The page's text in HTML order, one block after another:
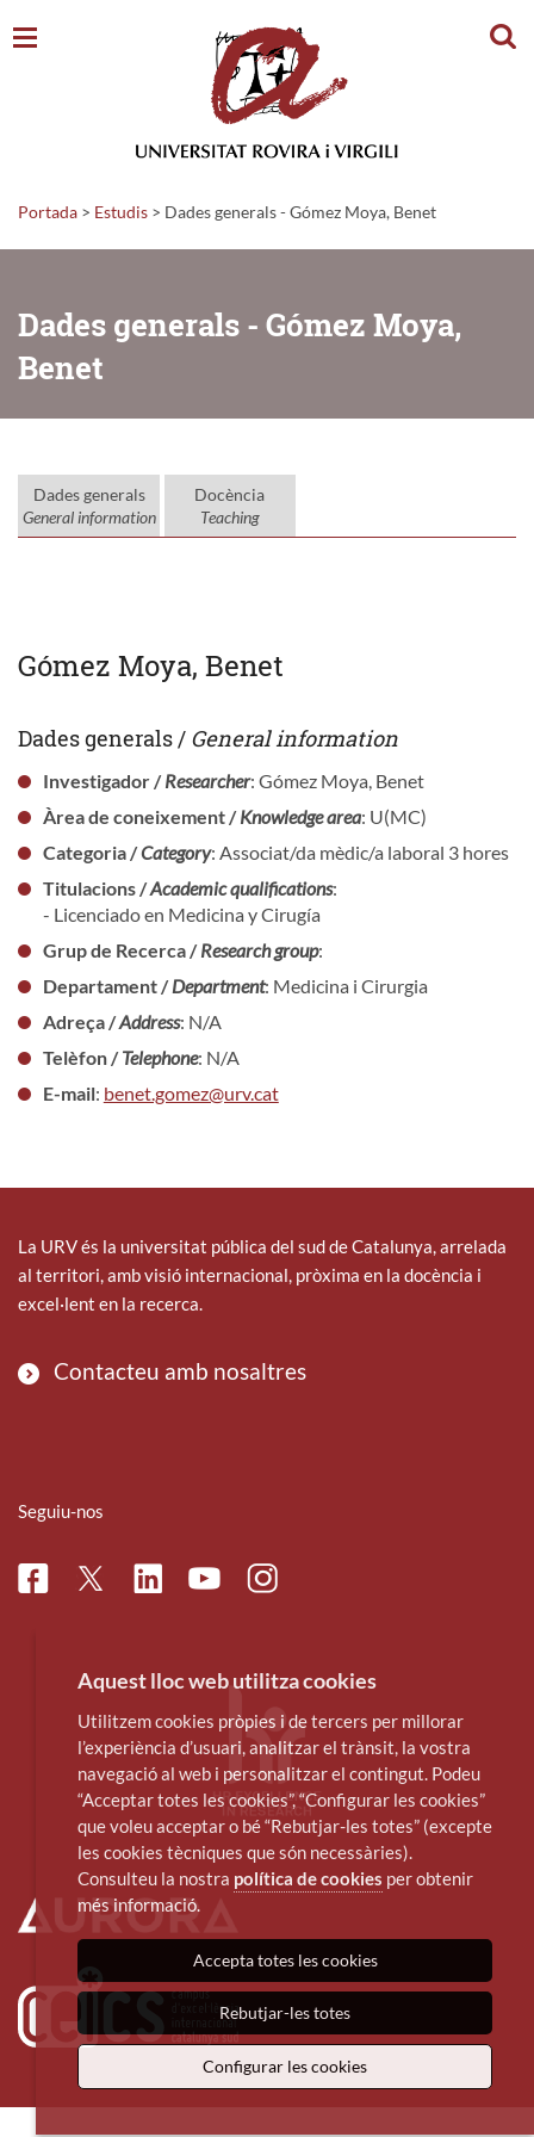
Portada > Estudis > Dades generals - Gómez Moya, Benet
Dades generals - Gómez Moya,
Benet
Dades generals
General information
Docència
Teaching
Gómez Moya, Benet
Dades generals / General information
Investigador /Researcher: Gómez Moya, Benet
Àrea de coneixement /Knowledge area: U(MC)
Categoria /Category: Associat/da mèdic/a laboral 3 hores
Titulacions /Academic qualifications:
- Licenciado en Medicina y Cirugía
Grup de Recerca /Research group:
Departament /Department: Medicina i Cirurgia
Adreça /Address: N/A
Telèfon /Telephone: N/A
E-mail: benet.gomez@urv.cat
La URV és la universitat pública del sud de Catalunya, arrelada
al territori, amb visió internacional, pròxima en la docència i
excel·lent en la recerca.
Contacteu amb nosaltres
Seguiu-nos
FacebookTwitterLinkedinYoutubeInstagram
Aquest lloc web utilitza cookies
Utilitzem cookies pròpies i de tercers per millorar
l’experiència d’usuari, analitzar el trànsit, la vostra
navegació al web i personalitzar el contingut. Podeu
“Acceptar totes les cookies”, “Configurar les cookies”
que voleu acceptar o bé “Rebutjar-les totes” (excepte
les cookies tècniques que són necessàries).
Consulteu la nostra política de cookies per obtenir
més informació.
Accepta totes les cookies
Rebutjar-les totes
Configurar les cookies